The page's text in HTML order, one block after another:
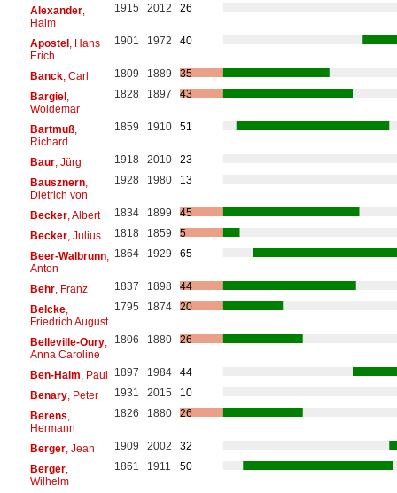
Alexander,
Haim
1915 2012 26
Apostel, Hans
Erich
1901 1972 40
Banck, Carl 1809 1889
35
Bargiel,
Woldemar
1828 1897 43
Bartmuß,
Richard
1859 1910 51
Baur, Jürg 1918 2010
23
Bausznern,
Dietrich von
1928 1980 13
Becker, Albert 1834 1899
45
Becker, Julius 1818 1859
5
Beer-Walbrunn,
Anton
1864 1929 65
Behr, Franz 1837 1898
44
Belcke,
Friedrich August
1795 1874 20
Belleville-Oury,
Anna Caroline
1806 1880 26
Ben-Haim , Paul 1897 1984
44
Benary, Peter 1931 2015
10
Berens
Hermann
1826 1880 26
Berger, Jean 1909 2002
32
Berger,
Wilhelm
1861 1911 50